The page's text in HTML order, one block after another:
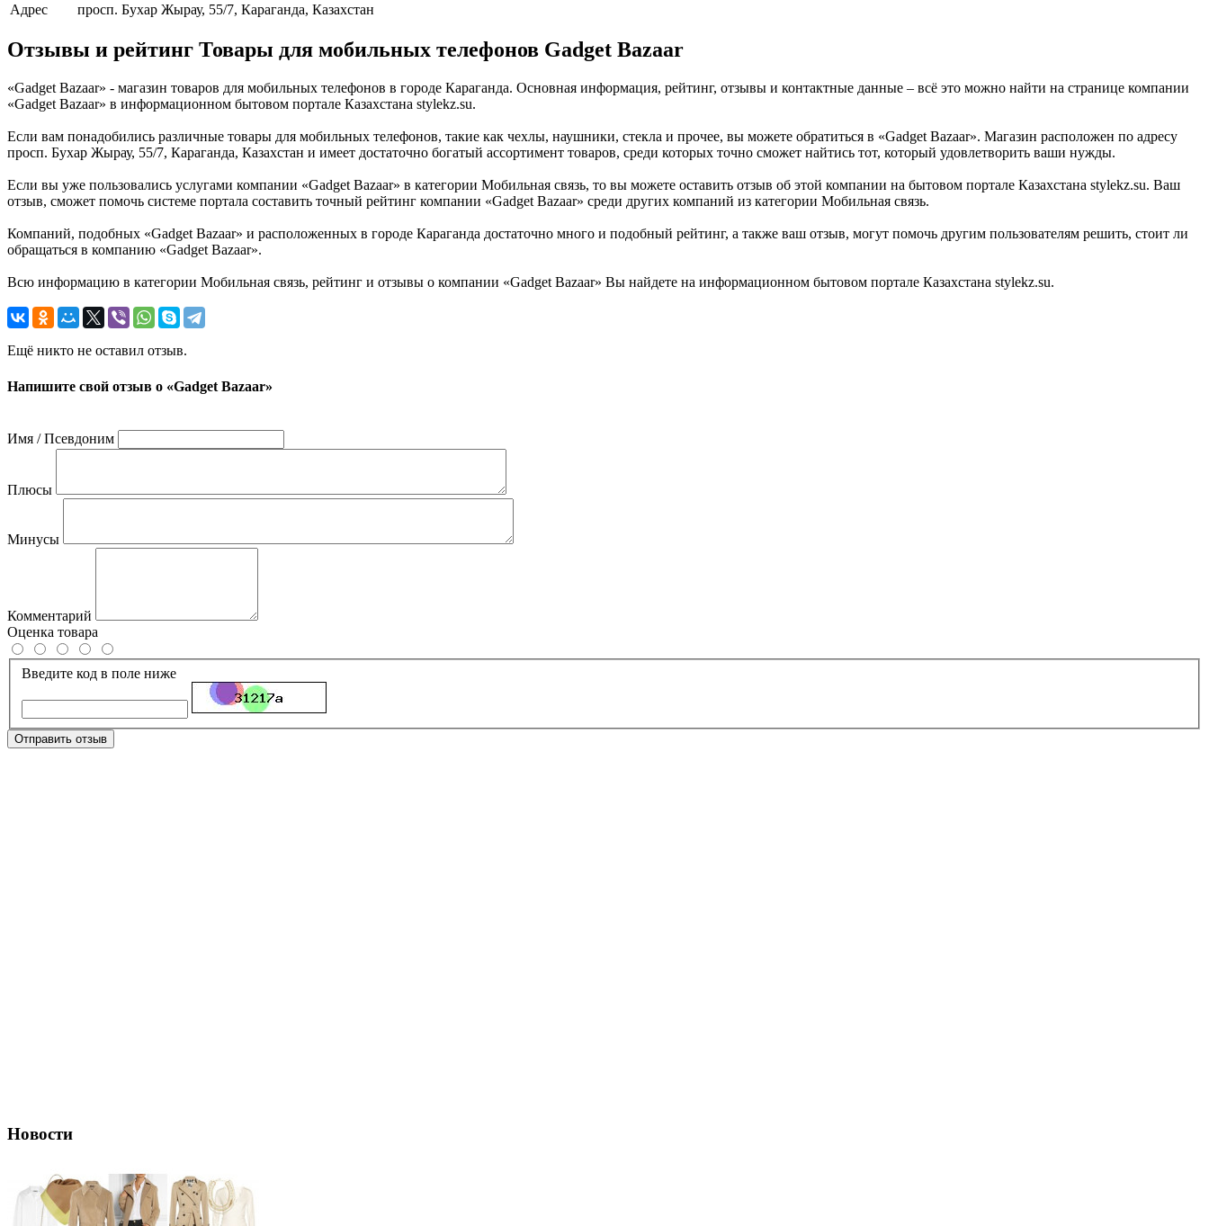
Адрес
просп. Бухар Жырау, 55/7, Караганда, Казахстан
Отзывы и рейтинг Товары для мобильных телефонов Gadget Bazaar
«Gadget Bazaar» - магазин товаров для мобильных телефонов в городе Караганда. Основная информация, рейтинг, отзывы и контактные данные – всё это можно найти на странице компании
«Gadget Bazaar» в информационном бытовом портале Казахстана stylekz.su.
Если вам понадобились различные товары для мобильных телефонов, такие как чехлы, наушники, стекла и прочее, вы можете обратиться в «Gadget Bazaar». Магазин расположен по адресу
просп. Бухар Жырау, 55/7, Караганда, Казахстан и имеет достаточно богатый ассортимент товаров, среди которых точно сможет найтись тот, который удовлетворить ваши нужды.
Если вы уже пользовались услугами компании «Gadget Bazaar» в категории Мобильная связь, то вы можете оставить отзыв об этой компании на бытовом портале Казахстана stylekz.su. Ваш
отзыв, сможет помочь системе портала составить точный рейтинг компании «Gadget Bazaar» среди других компаний из категории Мобильная связь.
Компаний, подобных «Gadget Bazaar» и расположенных в городе Караганда достаточно много и подобный рейтинг, а также ваш отзыв, могут помочь другим пользователям решить, стоит ли
обращаться в компанию «Gadget Bazaar».
Всю информацию в категории Мобильная связь, рейтинг и отзывы о компании «Gadget Bazaar» Вы найдете на информационном бытовом портале Казахстана stylekz.su.
Ещё никто не оставил отзыв.
Напишите свой отзыв о «Gadget Bazaar»
Имя / Псевдоним
Плюсы
Минусы
Комментарий
Оценка товара
Введите код в поле ниже
Отправить отзыв
Новости